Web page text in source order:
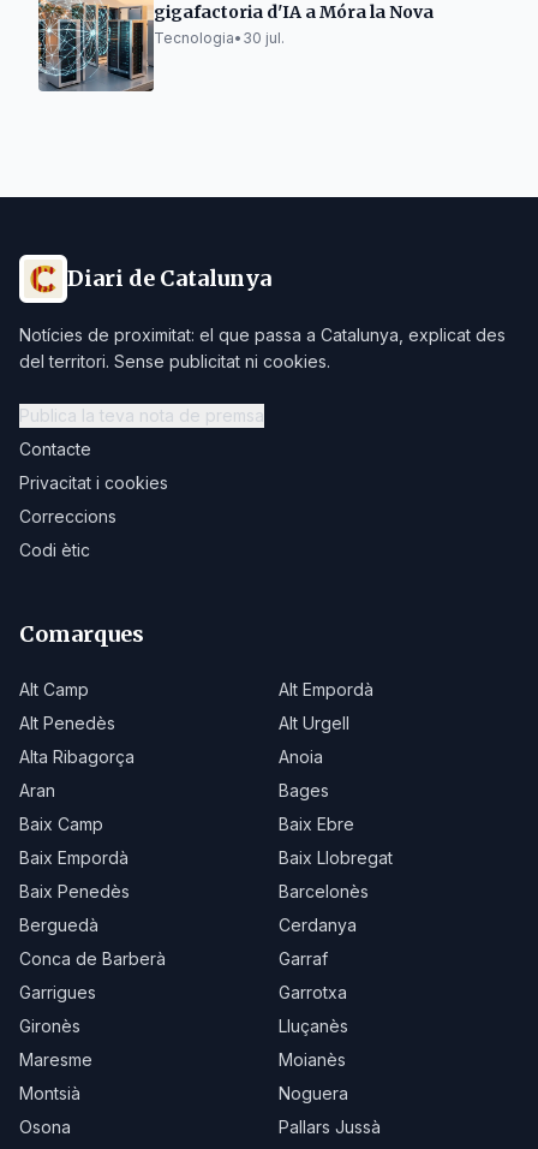
gigafactoria d'IA a Móra la Nova
Tecnologia• 30 jul.
Diari de Catalunya
Notícies de proximitat: el que passa a Catalunya, explicat des
del territori. Sense publicitat ni cookies.
Publica la teva nota de premsa
Contacte
Privacitat i cookies
Correccions
Codi ètic
Comarques
Alt Camp
Alt Empordà
Alt Penedès
Alt Urgell
Alta Ribagorça
Anoia
Aran
Bages
Baix Camp
Baix Ebre
Baix Empordà
Baix Llobregat
Baix Penedès
Barcelonès
Berguedà
Cerdanya
Conca de Barberà
Garraf
Garrigues
Garrotxa
Gironès
Lluçanès
Maresme
Moianès
Montsià
Noguera
Osona
Pallars Jussà